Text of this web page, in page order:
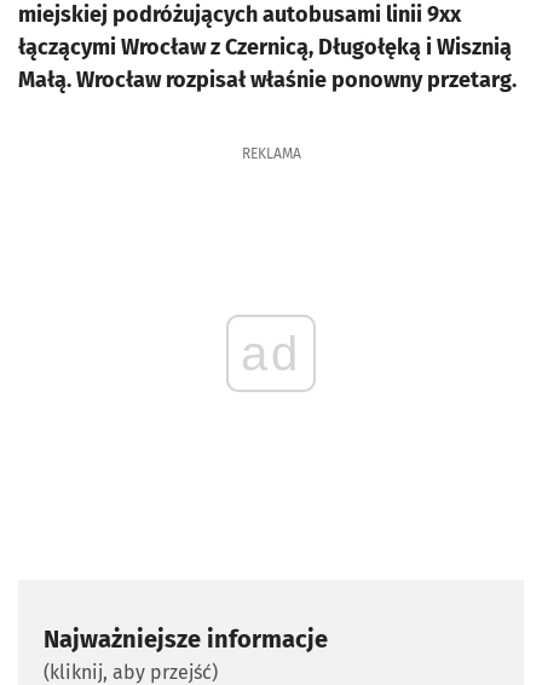
miejskiej podróżujących autobusami linii 9xx
łączącymi Wrocław z Czernicą, Długołęką i Wisznią
Małą. Wrocław rozpisał właśnie ponowny przetarg.
REKLAMA
ad
Najważniejsze informacje
(kliknij, aby przejść)